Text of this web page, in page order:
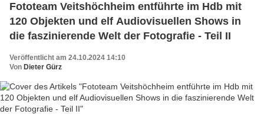
Fototeam Veitshöchheim entführte im Hdb mit
120 Objekten und elf Audiovisuellen Shows in
die faszinierende Welt der Fotografie - Teil II
Veröffentlicht am 24.10.2024 14:10
Von Dieter Gürz